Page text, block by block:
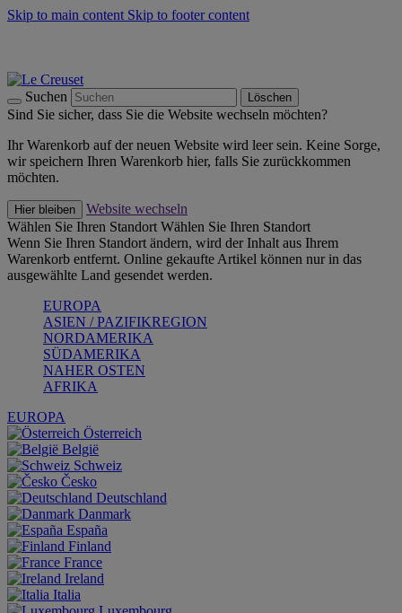
Skip to main content Skip to footer content
Suchen Löschen
Sind Sie sicher, dass Sie die Website wechseln möchten?
Ihr Warenkorb auf der neuen Website wird leer sein. Keine Sorge,
wir speichern Ihren Warenkorb hier, falls Sie zurückkommen
möchten.
Hier bleiben
Website wechseln
Wählen Sie Ihren Standort Wählen Sie Ihren Standort
Wenn Sie Ihren Standort ändern, wird der Inhalt aus Ihrem
Warenkorb entfernt. Online gekaufte Artikel können nur in das
ausgewählte Land gesendet werden.
EUROPA
ASIEN / PAZIFIKREGION
NORDAMERIKA
SÜDAMERIKA
NAHER OSTEN
AFRIKA
EUROPA
Österreich
België
Schweiz
Česko
Deutschland
Danmark
España
Finland
France
Ireland
Italia